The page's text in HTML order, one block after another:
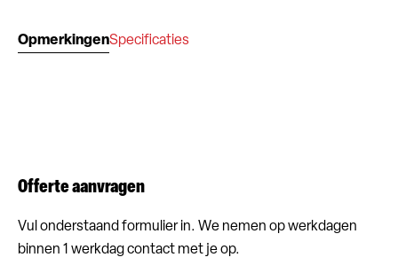
OpmerkingenSpecificaties
Offerte aanvragen
Vul onderstaand formulier in. We nemen op werkdagen
binnen 1 werkdag contact met je op.